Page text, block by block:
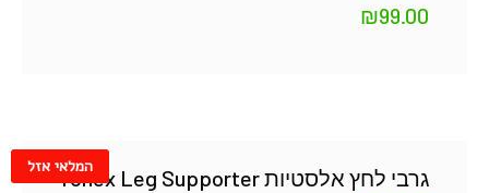
₪99.00
המלאי אזל
גרבי לחץ אלסטיות Yonex Leg Supporter